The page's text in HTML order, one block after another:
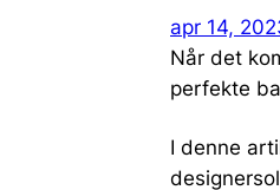
apr 14,
Når det
perfekte
I denne